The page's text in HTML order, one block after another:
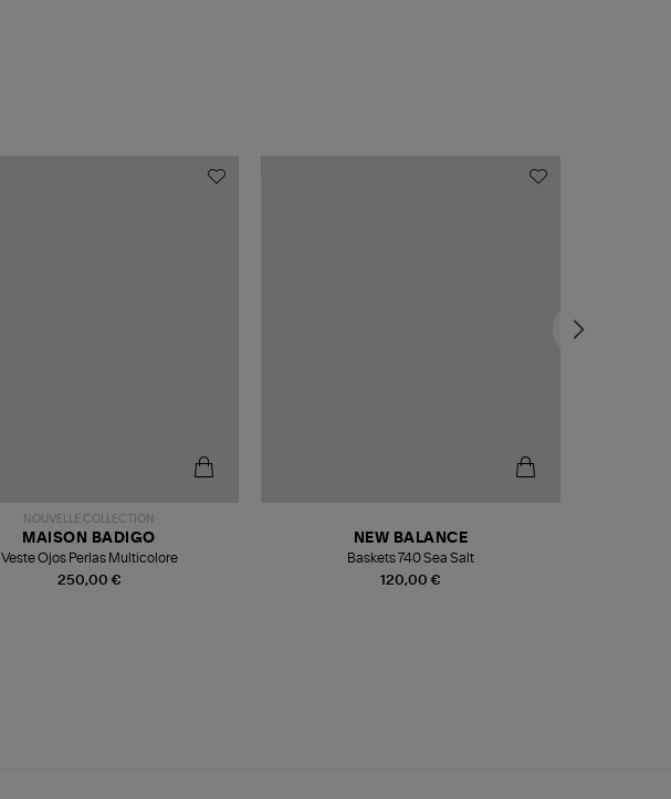
NOUVELLE COLLECTION
250,00 €
MAISON BADIGO
Veste Ojos Perlas Multicolore
120,00 €
NEW BALANCE
Baskets 740 Sea Salt